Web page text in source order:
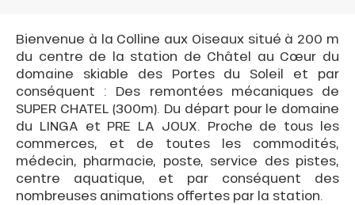
Bienvenue à la Colline aux Oiseaux situé à 200 m
du centre de la station de Châtel au Cœur du
domaine skiable des Portes du Soleil et par
conséquent : Des remontées mécaniques de
SUPER CHATEL (300m). Du départ pour le domaine
du LINGA et PRE LA JOUX. Proche de tous les
commerces, et de toutes les commodités,
médecin, pharmacie, poste, service des pistes,
centre aquatique, et par conséquent des
nombreuses animations offertes par la station.